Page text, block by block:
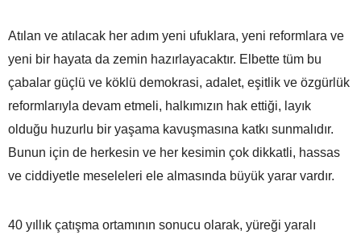
Atılan ve atılacak her adım yeni ufuklara, yeni reformlara ve
yeni bir hayata da zemin hazırlayacaktır. Elbette tüm bu
çabalar güçlü ve köklü demokrasi, adalet, eşitlik ve özgürlük
reformlarıyla devam etmeli, halkımızın hak ettiği, layık
olduğu huzurlu bir yaşama kavuşmasına katkı sunmalıdır.
Bunun için de herkesin ve her kesimin çok dikkatli, hassas
ve ciddiyetle meseleleri ele almasında büyük yarar vardır.
40 yıllık çatışma ortamının sonucu olarak, yüreği yaralı